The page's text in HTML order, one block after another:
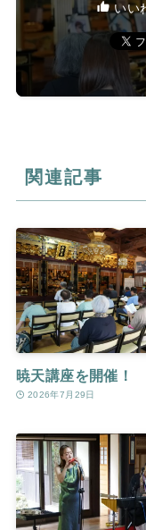
いい
関連記事
暁天講座を開催！
2026年7月29日